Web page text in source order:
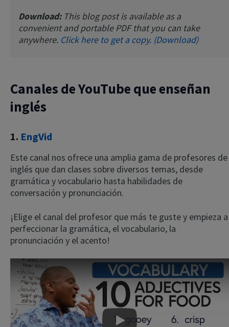
Download: This blog post is available as a
convenient and portable PDF that you can take
anywhere. Click here to get a copy. (Download)
Canales de YouTube que enseñan
inglés
1. EngVid
Este canal nos ofrece una amplia gama de profesores de
inglés que dan clases sobre diversos temas, desde
gramática y vocabulario hasta habilidades de
conversación y pronunciación.
¡Elige el canal del profesor que más te guste y empieza a
perfeccionar la gramática, el vocabulario, la
pronunciación y el acento!